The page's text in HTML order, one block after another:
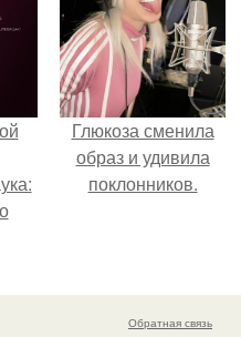
Глюкоза сменила
образ и удивила
поклонников.
Обратная связь